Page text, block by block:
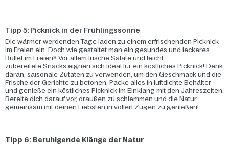
Tipp 5: Picknick in der Frühlingssonne
Die wärmer werdenden Tage laden zu einem erfrischenden Picknick
im Freien ein. Doch wie gestaltet man ein gesundes und leckeres
Buffet im Freien? Vor allem frische Salate und leicht
zubereitete Snacks eignen sich ideal für ein köstliches Picknick! Denk
daran, saisonale Zutaten zu verwenden, um den Geschmack und die
Frische der Gerichte zu betonen. Packe alles in luftdichte Behälter
und genieße ein köstliches Picknick im Einklang mit den Jahreszeiten.
Bereite dich darauf vor, draußen zu schlemmen und die Natur
gemeinsam mit deinen Liebsten in vollen Zügen zu genießen!
Tipp 6: Beruhigende Klänge der Natur